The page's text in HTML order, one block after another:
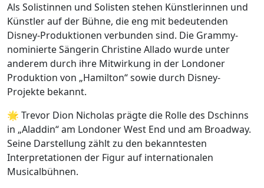
Als Solistinnen und Solisten stehen Künstlerinnen und
Künstler auf der Bühne, die eng mit bedeutenden
Disney-Produktionen verbunden sind. Die Grammy-
nominierte Sängerin Christine Allado wurde unter
anderem durch ihre Mitwirkung in der Londoner
Produktion von „Hamilton“ sowie durch Disney-
Projekte bekannt.
🌟 Trevor Dion Nicholas prägte die Rolle des Dschinns
in „Aladdin“ am Londoner West End und am Broadway.
Seine Darstellung zählt zu den bekanntesten
Interpretationen der Figur auf internationalen
Musicalbühnen.